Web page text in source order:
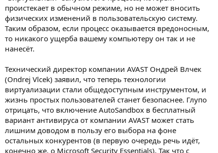
проистекает в обычном режиме, но не может вносить
физических изменений в пользовательскую систему.
Таким образом, если процесс оказывается вредоносным,
то никакого ущерба вашему компьютеру он так и не
нанесёт.
Технический директор компании AVAST Ондрей Влчек
(Ondrej Vlcek) заявил, что теперь технологии
виртуализации стали общедоступным инструментом, и
жизнь простых пользователей станет безопаснее. Глупо
отрицать, что включение AutoSandbox в бесплатный
вариант антивируса от компании AVAST может стать
лишним доводом в пользу его выбора на фоне
остальных конкурентов (в первую очередь речь идёт,
конечно же, о Microsoft Security Essentials). Так что с